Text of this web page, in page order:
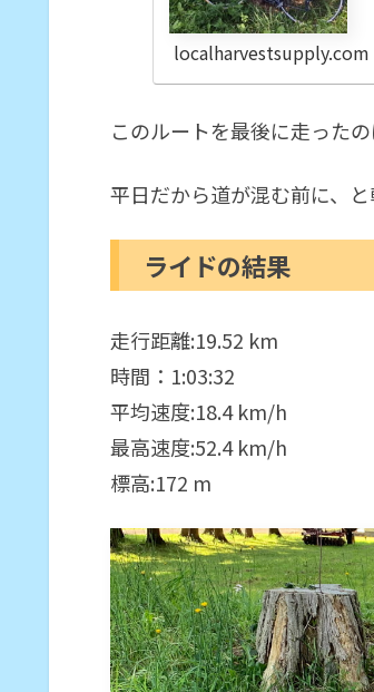
localharvestsupply.com
このルートを最後に走ったの
平日だから道が混む前に、と
ライドの結果
走行距離:19.52 km
時間：1:03:32
平均速度:18.4 km/h
最高速度:52.4 km/h
標高:172 m